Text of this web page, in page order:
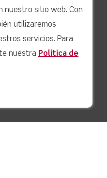
nuestro sitio web. Con
utilizaremos
servicios. Para
nuestra Política de